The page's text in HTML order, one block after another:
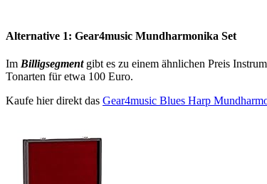
Alternative 1: Gear4music Mundharmonika Set
Im Billigsegmentgibt es zu einem ähnlichen Preis
Tonarten für etwa 100 Euro.
Kaufe hier direkt das Gear4music Blues Harp